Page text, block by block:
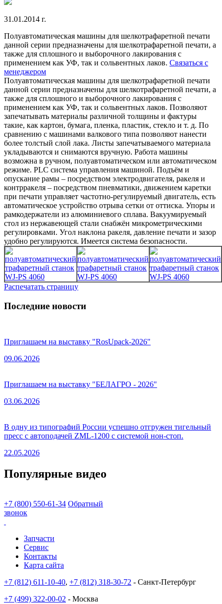
31.01.2014 г.
Полуавтоматическая машины для шелкотрафаретной печати
данной серии предназначены для шелкотрафаретной печати, а
также для сплошного и выборочного лакирования с
применением как УФ, так и сольвентных лаков. Связаться с
менеджером
Полуавтоматическая машины для шелкотрафаретной печати
данной серии предназначены для шелкотрафаретной печати, а
также для сплошного и выборочного лакирования с
применением как УФ, так и сольвентных лаков. Позволяют
запечатывать материалы различной толщины и фактуры
такие, как картон, бумага, пленка, пластик, стекло и т. д. По
сравнению с машинами валкового типа позволяют нанести
более толстый слой лака. Листы запечатываемого материала
укладываются и снимаются вручную. Работа машины
возможна в ручном, полуавтоматическом или автоматическом
режиме. PLC система управления машиной. Подъём и
опускание рамы – посредством электродвигателя, ракеля и
контрракеля – посредством пневматики, движением каретки
при печати управляет частотно-регулируемый двигатель, есть
автоматическое устройство отрыва сетки от оттиска. Упоры и
рамкодержатели из алюминиевого сплава. Вакуумируемый
стол из нержавеющей стали снабжён микрометрическими
регулировками. Угол наклона ракеля, давление печати и зазор
удобно регулируются. Имеется система безопасности.
Распечатать страницу
Последние новости
Приглашаем на выставку "RosUpack-2026"
09.06.2026
Приглашаем на выставку "БЕЛАГРО - 2026"
03.06.2026
В одну из типографий России успешно отгружен тигельный
пресс с автоподачей ZML-1200 с системой нон-стоп.
22.05.2026
Популярные видео
+7 (800) 550-61-34 Обратный
звонок
Запчасти
Сервис
Контакты
Карта сайта
+7 (812) 611-10-40, +7 (812) 318-30-72 - Санкт-Петербург
+7 (499) 322-00-02 - Москва